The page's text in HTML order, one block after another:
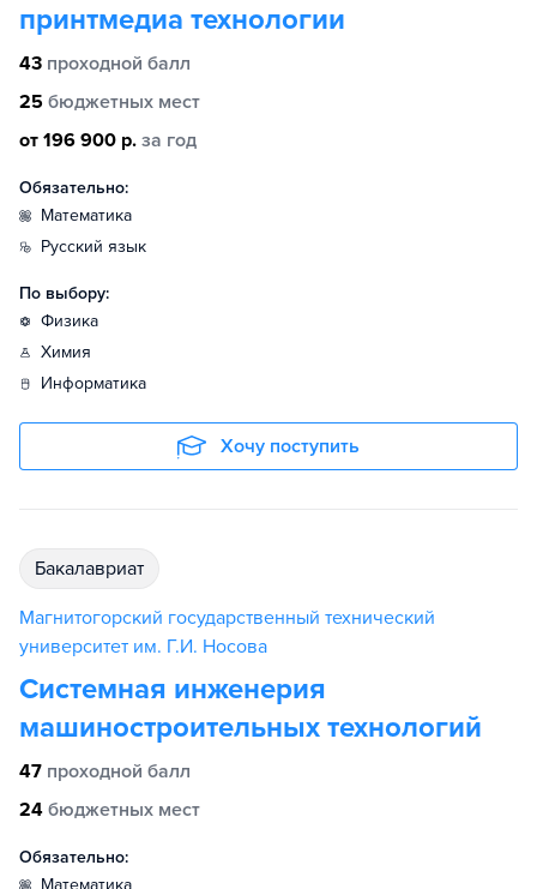
принтмедиа технологии
43 проходной балл
25 бюджетных мест
от 196 900 р. за год
Обязательно:
математика
русский язык
По выбору:
физика
химия
информатика
Хочу поступить
бакалавриат
Магнитогорский государственный технический
университет им. Г.И. Носова
Системная инженерия
машиностроительных технологий
47 проходной балл
24 бюджетных мест
Обязательно:
математика